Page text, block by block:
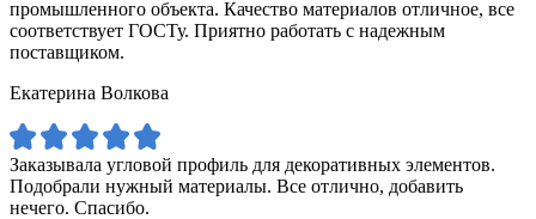
промышленного объекта. Качество материалов отличное, все
соответствует ГОСТу. Приятно работать с надежным
поставщиком.
Екатерина Волкова
Заказывала угловой профиль для декоративных элементов.
Подобрали нужный материалы. Все отлично, добавить
нечего. Спасибо.